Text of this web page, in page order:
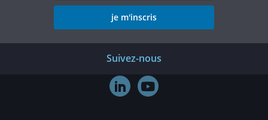
je m'inscris
Suivez-nous
 